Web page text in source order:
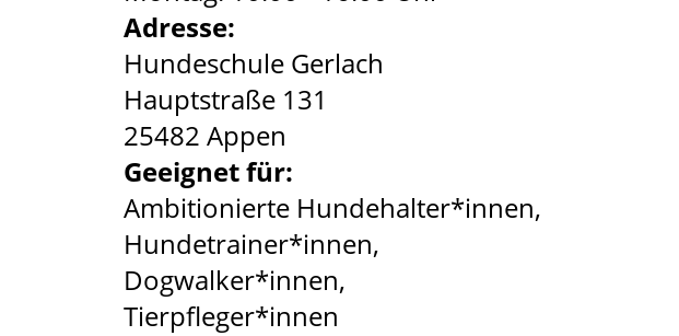
Adresse:
Hundeschule Gerlach
Hauptstraße 131
25482 Appen
Geeignet für:
Ambitionierte Hundehalter*innen,
Hundetrainer*innen,
Dogwalker*innen,
Tierpfleger*innen